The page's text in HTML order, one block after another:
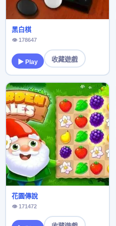
黑白棋
👁 178647
▶ Play 收藏遊戲
花園傳說
👁 171472